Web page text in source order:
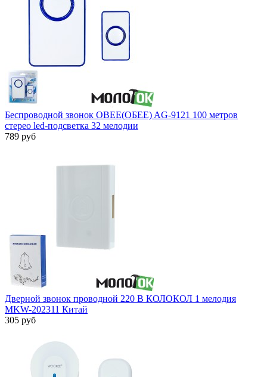
Беспроводной звонок OBEE(ОБЕЕ) AG-9121 100 метров
стерео led-подсветка 32 мелодии
789 руб
Дверной звонок проводной 220 В КОЛОКОЛ 1 мелодия
MKW-202311 Китай
305 руб